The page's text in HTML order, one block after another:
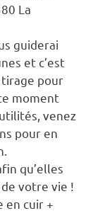
La
guiderai
et c’est
pour
moment
venez
pour en
qu’elles
votre vie !
en cuir +